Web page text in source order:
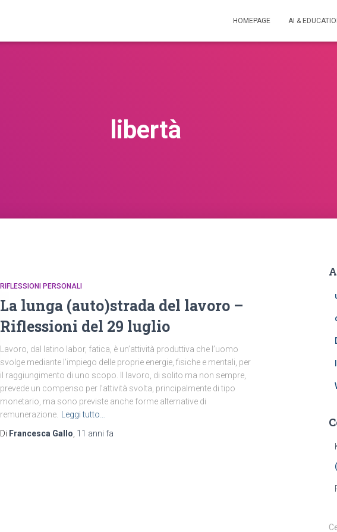
HOMEPAGE AI &
libertà
RIFLESSIONI PERSONALI
La lunga (auto)strada del lavoro –
Riflessioni del 29 luglio
Lavoro, dal latino labor, fatica, è un’attività produttiva che l’uomo
svolge mediante l’impiego delle proprie energie, fisiche e mentali, per
il raggiungimento di uno scopo. Il lavoro, di solito ma non sempre,
prevede un compenso per l’attività svolta, principalmente di tipo
monetario, ma sono previste anche forme alternative di
remunerazione.
Leggi tutto…
Di Francesca Gallo 11 anni fa